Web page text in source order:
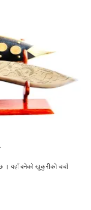
। यहाँ बनेको खुकुरीको चर्चा